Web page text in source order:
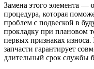
Замена этого элемента —
процедура, которая
проблем с подвеской в
прокладку при плановом
первых признаках
запчасти гарантирует
длительный срок службы